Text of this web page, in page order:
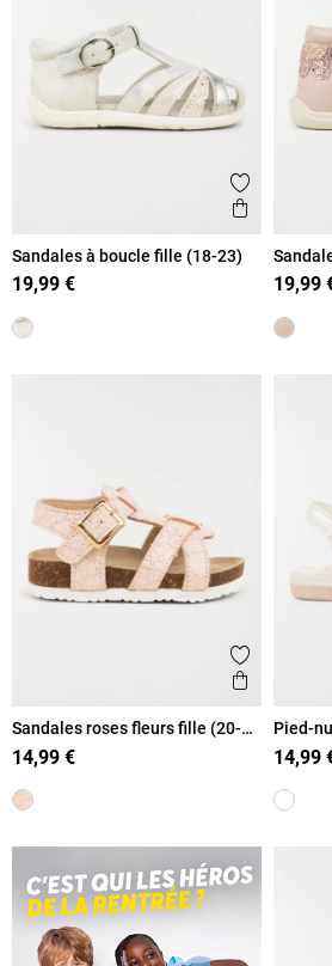
Ajouter aux
Aperçu
Sandales à boucle fille (18-23)
19,99 €
23)
19,99
Ajouter aux
Aperçu
Sandales roses fleurs fille (20-
23)
14,99 €
Pied-
14,99